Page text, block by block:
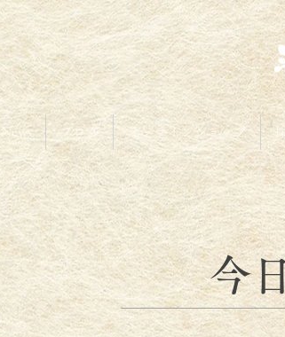
News ブログ オンラインショップ
今